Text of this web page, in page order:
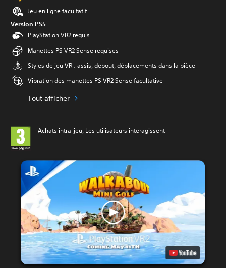
Jeu en ligne facultatif
Version PS5
PlayStation VR2 requis
Manettes PS VR2 Sense requises
Styles de jeu VR : assis, debout, déplacements dans la pièce
Vibration des manettes PS VR2 Sense facultative
Tout afficher
Achats intra-jeu, Les utilisateurs interagissent